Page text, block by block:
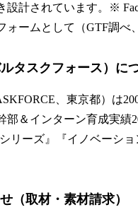
設計されています。※
ームとして（GTF調べ
タスクフォース）に
、東京都）は
部＆インターン育成実
リーズ』『イノベーシ
（取材・素材請求）